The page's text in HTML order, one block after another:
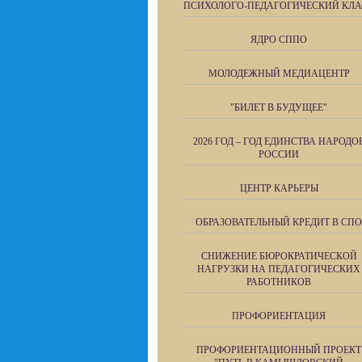
ПСИХОЛОГО-ПЕДАГОГИЧЕСКИЙ
ЯДРО СППО
МОЛОДЕЖНЫЙ МЕДИАЦЕНТР
"БИЛЕТ В БУДУЩЕЕ"
2026 ГОД – ГОД ЕДИНСТВА
РОССИИ
ЦЕНТР КАРЬЕРЫ
ОБРАЗОВАТЕЛЬНЫЙ КРЕДИТ В СПО
СНИЖЕНИЕ БЮРОКРАТИЧЕСКОЙ
НАГРУЗКИ НА ПЕДАГОГИЧЕСКИХ
РАБОТНИКОВ
ПРОФОРИЕНТАЦИЯ
ПРОФОРИЕНТАЦИОННЫЙ ПРОЕКТ